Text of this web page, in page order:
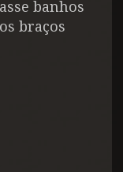
banhos
braços